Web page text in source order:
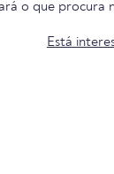
o que procura
Está